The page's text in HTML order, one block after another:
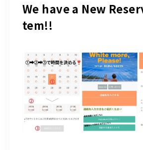
We have a New
tem!!